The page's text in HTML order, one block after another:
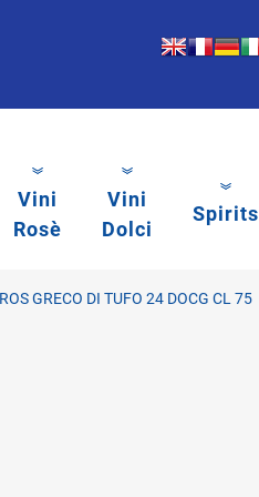
Vini
Rosè
Vini
Dolci
Spirits
GRECO DI TUFO 24 DOCG CL 75